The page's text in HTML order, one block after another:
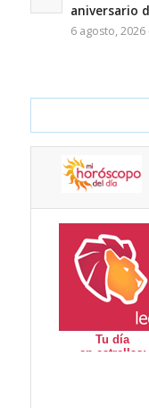
aniversario
6 agosto, 2026